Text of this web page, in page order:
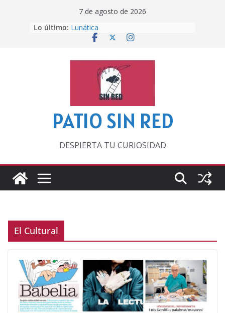
7 de agosto de 2026
Lo último: Lunática
Pero, hasta entonces…
‘La broma infinita’ de recomendar
lecturas veraniegas
Otra del Mundial
PATIO SIN RED
DESPIERTA TU CURIOSIDAD
El Cultural